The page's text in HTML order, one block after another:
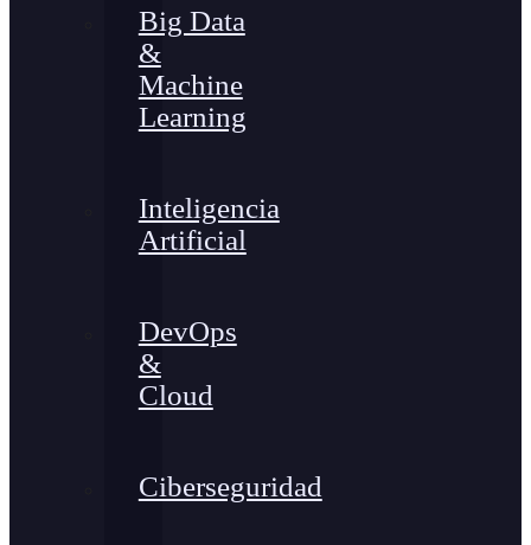
Big Data
&
Machine
Learning
Inteligencia
Artificial
DevOps
&
Cloud
Ciberseguridad